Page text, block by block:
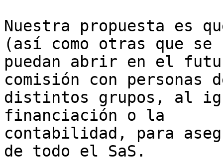
Nuestra propuesta es
(así como otras que se
puedan abrir en el
comisión con personas
distintos grupos, al
financiación o la
contabilidad, para
de todo el SaS.